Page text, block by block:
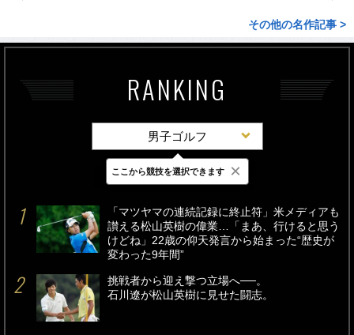
その他の名作記事 >
RANKING
男子ゴルフ
最新 24時間 週間
「マツヤマの連続記録に終止符」米メディアも
讃える松山英樹の偉業…「まあ、行けると思う
けどね」22歳の仰天発言から始まった“歴史が
変わった9年間”
挑戦者から迎え撃つ立場へ──。
石川遼が松山英樹に見せた闘志。
ここから競技を選択できます ×